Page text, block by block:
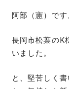
阿部（憲）です
長岡市松葉のK
いました。
と、堅苦しく